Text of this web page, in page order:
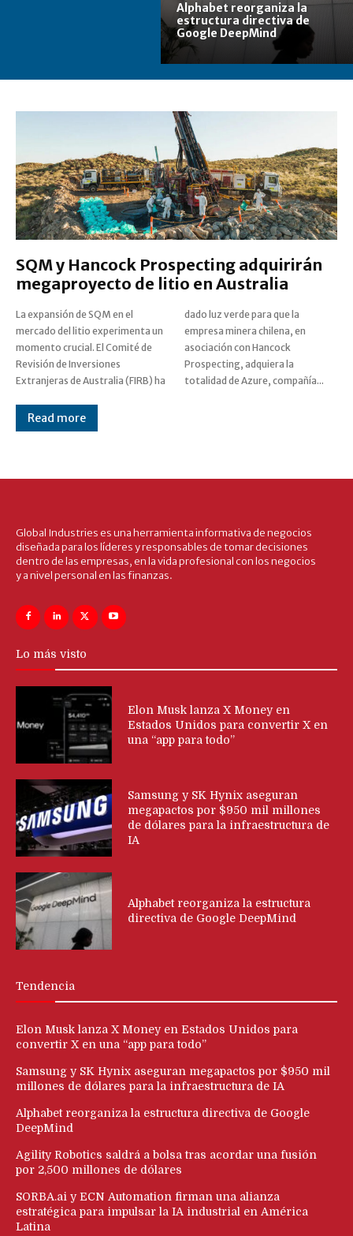
Alphabet reorganiza la
estructura directiva de
Google DeepMind
SQM y Hancock Prospecting adquirirán
megaproyecto de litio en Australia
La expansión de SQM en el
mercado del litio experimenta un
momento crucial. El Comité de
Revisión de Inversiones
Extranjeras de Australia (FIRB) ha
dado luz verde para que la
empresa minera chilena, en
asociación con Hancock
Prospecting, adquiera la
totalidad de Azure, compañía...
Read more
Global Industries es una herramienta informativa de negocios
diseñada para los líderes y responsables de tomar decisiones
dentro de las empresas, en la vida profesional con los negocios
y a nivel personal en las finanzas.
Lo más visto
Elon Musk lanza X Money en
Estados Unidos para convertir X en
una “app para todo”
Samsung y SK Hynix aseguran
megapactos por $950 mil millones
de dólares para la infraestructura de
IA
Alphabet reorganiza la estructura
directiva de Google DeepMind
Tendencia
Elon Musk lanza X Money en Estados Unidos para
convertir X en una “app para todo”
Samsung y SK Hynix aseguran megapactos por $950 mil
millones de dólares para la infraestructura de IA
Alphabet reorganiza la estructura directiva de Google
DeepMind
Agility Robotics saldrá a bolsa tras acordar una fusión
por 2,500 millones de dólares
SORBA.ai y ECN Automation firman una alianza
estratégica para impulsar la IA industrial en América
Latina